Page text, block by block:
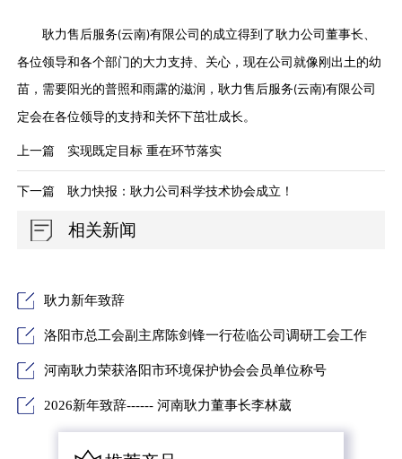
耿力售后服务(云南)有限公司的成立得到了耿力公司董事长、
各位领导和各个部门的大力支持、关心，现在公司就像刚出土的幼
苗，需要阳光的普照和雨露的滋润，耿力售后服务(云南)有限公司
定会在各位领导的支持和关怀下茁壮成长。
上一篇 实现既定目标 重在环节落实
下一篇 耿力快报：耿力公司科学技术协会成立！
相关新闻
耿力新年致辞
洛阳市总工会副主席陈剑锋一行莅临公司调研工会工作
河南耿力荣获洛阳市环境保护协会会员单位称号
2026新年致辞------ 河南耿力董事长李林葳